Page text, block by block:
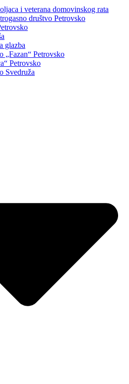
i veterana domovinskog rata
društvo Petrovsko
glazba
„Fazan“ Petrovsko
Petrovsko
Svedruža